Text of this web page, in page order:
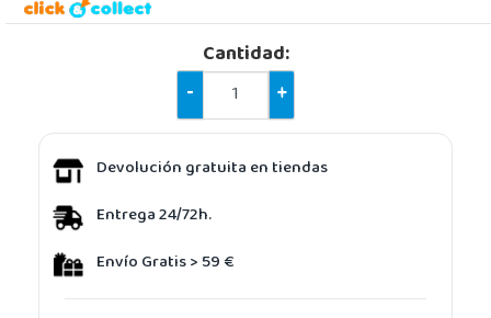
Cantidad:
-
+
Devolución gratuita en tiendas
Entrega 24/72h.
Envío Gratis > 59 €